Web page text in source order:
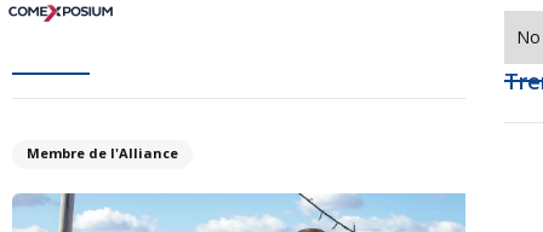
Membre de l'Alliance